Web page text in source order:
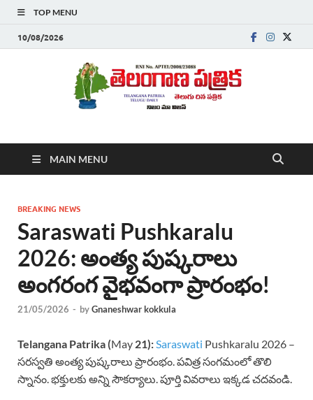
TOP MENU
10/08/2026
Telanganapatrika
,Latest Telangana News, Rajanna Sircilla News, Telangana
Breaking News, Telugu Newspaper Online, Today Telugu News,
తెలుగు వార్తలు , బ్రేకింగ్ న్యూస్ తెలుగులో , తెలంగాణ లో తాజా అప్‌డేట్స్ ,
తెలుగు న్యూస్ పేపర్
MAIN MENU
BREAKING NEWS
Saraswati Pushkaralu
2026: అంత్య పుష్కరాలు
అంగరంగ వైభవంగా ప్రారంభం!
21/05/2026 - byGnaneshwar kokkula
Telangana Patrika (May 21):Saraswati Pushkaralu 2026 –
సరస్వతి అంత్య పుష్కరాలు ప్రారంభం. పవిత్ర సంగమంలో తొలి
స్నానం. భక్తులకు అన్ని సౌకర్యాలు. పూర్తి వివరాలు ఇక్కడ చదవండి.